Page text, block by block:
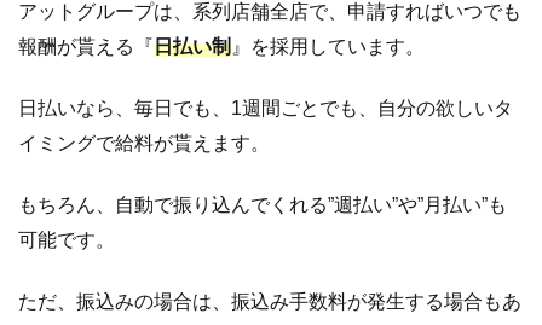
アットグループは、系列店舗全店で、申請すればいつでも
報酬が貰える『日払い制 』を採用しています。
日払いなら、毎日でも、1週間ごとでも、自分の欲しいタ
イミングで給料が貰えます。
もちろん、自動で振り込んでくれる”週払い”や”月払い”も
可能です。
ただ、振込みの場合は、振込み手数料が発生する場合もあ